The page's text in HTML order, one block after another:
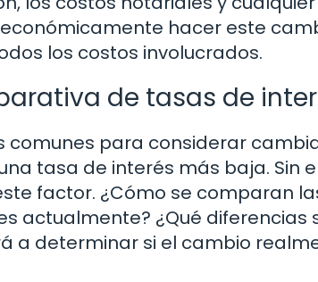
hacer este
los costos involucrados.
de tasas de
comunes para considerar
tasa de interés más baja. Sin
factor. ¿Cómo se comparan
actualmente? ¿Qué diferencias
a determinar si el cambio